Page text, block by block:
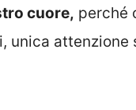
cuore, perché
unica attenzione